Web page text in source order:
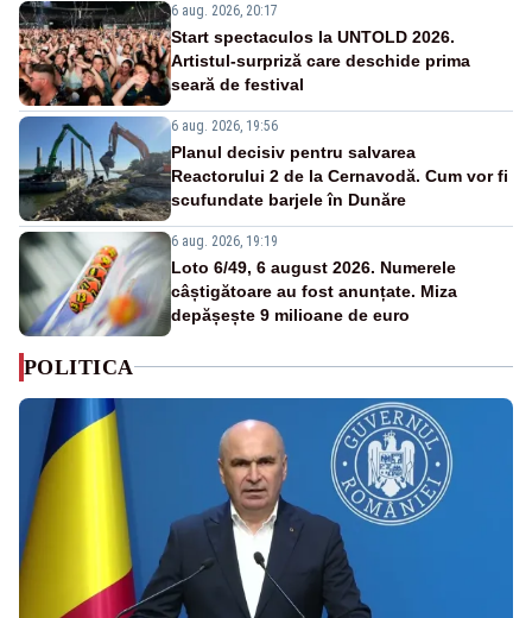
6 aug. 2026, 20:17
Start spectaculos la UNTOLD 2026.
Artistul-surpriză care deschide prima
seară de festival
6 aug. 2026, 19:56
Planul decisiv pentru salvarea
Reactorului 2 de la Cernavodă. Cum vor fi
scufundate barjele în Dunăre
6 aug. 2026, 19:19
Loto 6/49, 6 august 2026. Numerele
câștigătoare au fost anunțate. Miza
depășește 9 milioane de euro
POLITICA